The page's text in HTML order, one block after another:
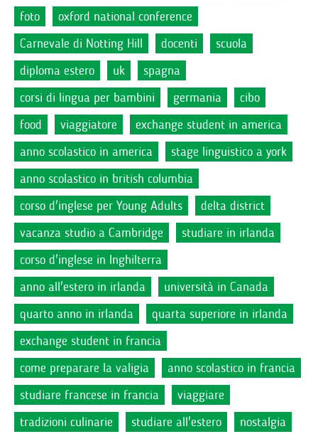
foto
oxford national conference
Carnevale di Notting Hill
docenti
scuola
diploma estero
uk
spagna
corsi di lingua per bambini
germania
cibo
food
viaggiatore
exchange student in america
anno scolastico in america
stage linguistico a york
anno scolastico in british columbia
corso d'inglese per Young Adults
delta district
vacanza studio a Cambridge
studiare in irlanda
corso d'inglese in Inghilterra
anno all'estero in irlanda
università in Canada
quarto anno in irlanda
quarta superiore in irlanda
exchange student in francia
come preparare la valigia
anno scolastico in francia
studiare francese in francia
viaggiare
tradizioni culinarie
studiare all'estero
nostalgia